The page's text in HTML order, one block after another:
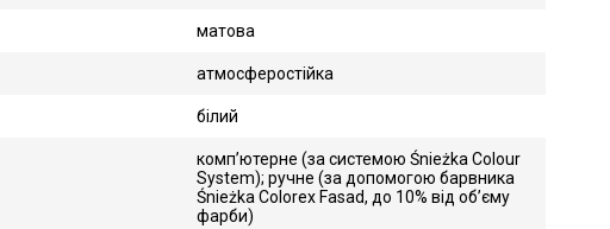
матова
атмосферостійка
білий
комп’ютерне (за системою Śnieżka Colour
System); ручне (за допомогою барвника
Śnieżka Colorex Fasad, до 10% від об’єму
фарби)